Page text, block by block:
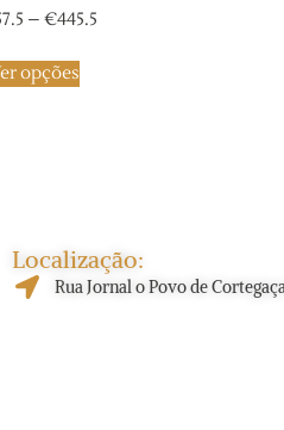
– €445.5
opções
Localização:
Rua Jornal o Povo de